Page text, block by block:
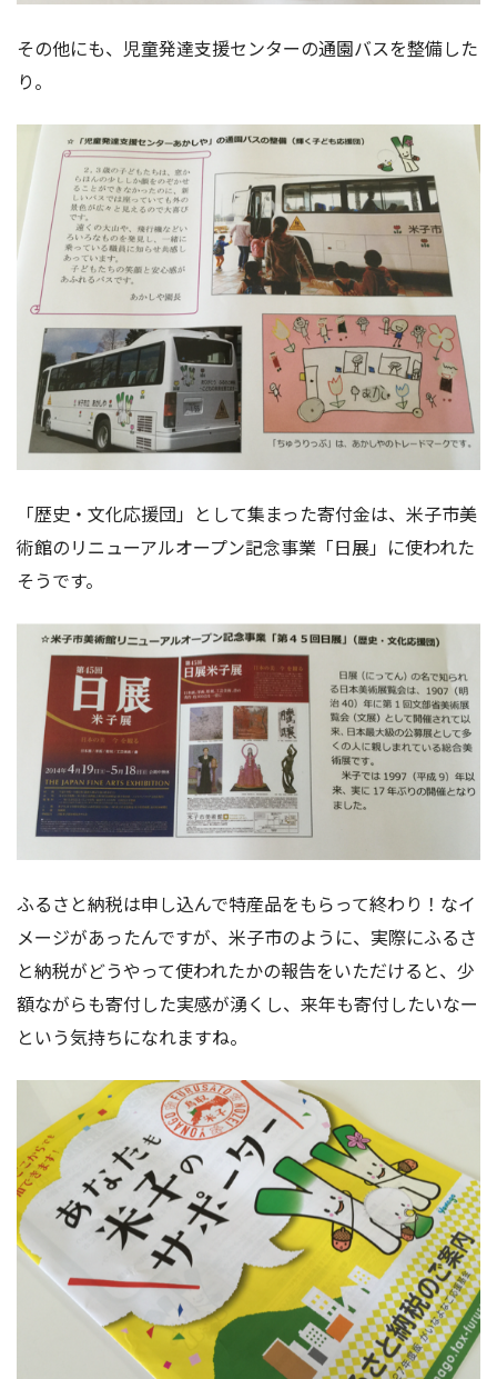
その他にも、児童発達支援センターの通園バスを整備した
り。
「歴史・文化応援団」として集まった寄付金は、米子市美
術館のリニューアルオープン記念事業「日展」に使われた
そうです。
ふるさと納税は申し込んで特産品をもらって終わり！なイ
メージがあったんですが、米子市のように、実際にふるさ
と納税がどうやって使われたかの報告をいただけると、少
額ながらも寄付した実感が湧くし、来年も寄付したいなー
という気持ちになれますね。